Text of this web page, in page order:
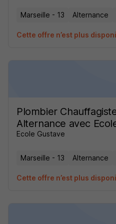
Marseille - 13 Alternance
Cette offre n’est plus
Plombier
Alternance avec
Ecole Gustave
Marseille - 13 Alternance
Cette offre n’est plus